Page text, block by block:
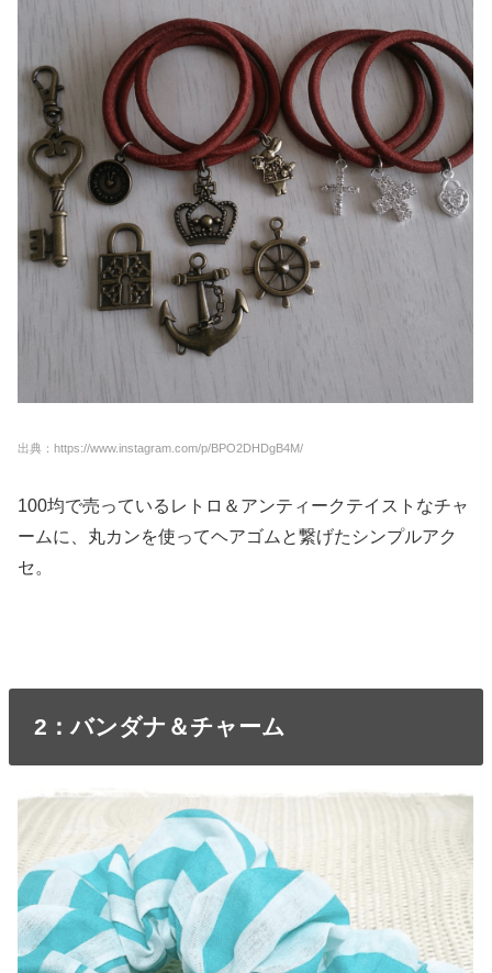
出典：https://www.instagram.com/p/BPO2DHDgB4M/
100均で売っているレトロ＆アンティークテイストなチャ
ームに、丸カンを使ってヘアゴムと繋げたシンプルアク
セ。
2：バンダナ＆チャーム